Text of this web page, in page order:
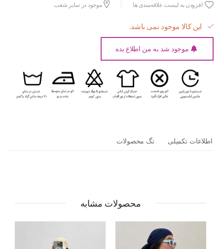
افزودن به لیست علاقه‌مندی ها موجود در سایر شعب
این کالا موجود نمی باشد.
موجود شد به من اطلاع بده
اطلاعات تکمیلی تگ محصولات
محصولات مشابه